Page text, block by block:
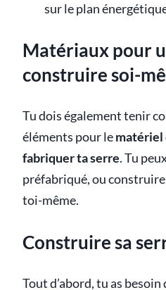
sur le plan
Matériaux pour
construire soi-
Tu dois également tenir
éléments pour lematériel
fabriquer ta serre. Tu
préfabriqué, ou
toi-même.
Construire sa
Tout d’abord, tu as